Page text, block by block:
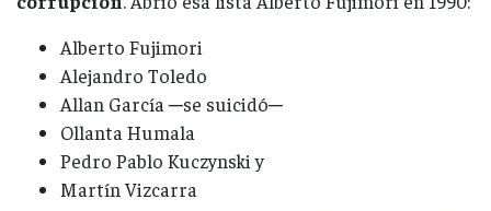
Alberto Fujimori
Alejandro Toledo
Allan García ─se suicidó─
Ollanta Humala
Pedro Pablo Kuczynski y
Martín Vizcarra